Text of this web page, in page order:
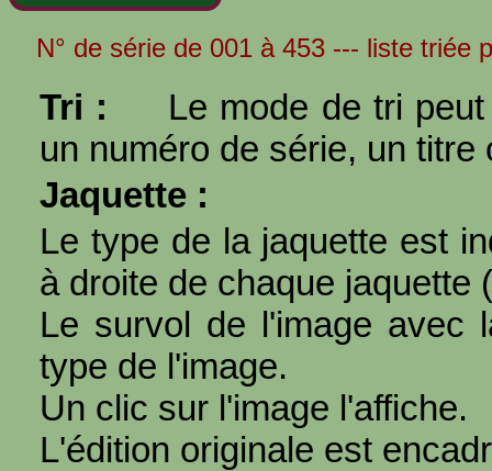
N° de série de 001 à 453 --- liste triée
Tri :
Le mode de tri
un numéro de série, un titre
Jaquette :
Le type de la jaquette est
à droite de chaque jaquette (
Le survol de l'image avec
type de l'image.
Un clic sur l'image l'affiche.
L'édition originale est